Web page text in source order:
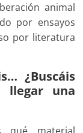
animal
por ensayos
por literatura
¿Buscáis
llegar una